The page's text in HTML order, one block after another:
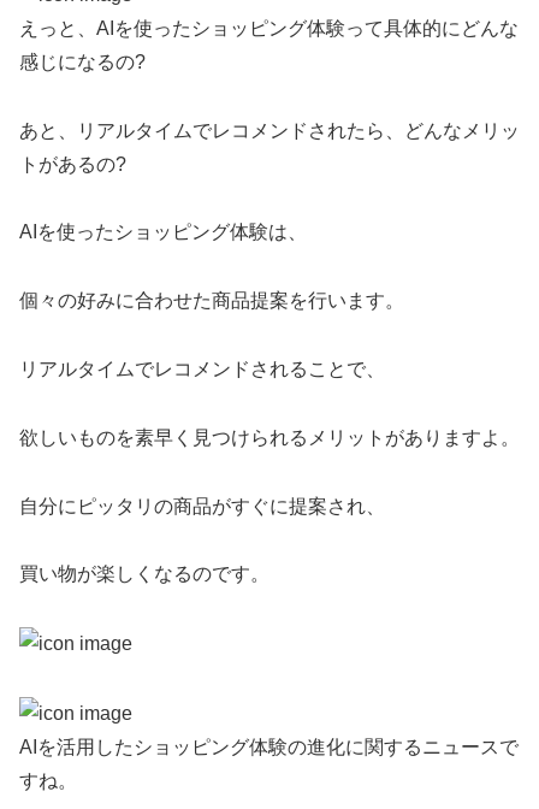
えっと、AIを使ったショッピング体験って具体的にどんな
感じになるの?
あと、リアルタイムでレコメンドされたら、どんなメリッ
トがあるの?
AIを使ったショッピング体験は、
個々の好みに合わせた商品提案を行います。
リアルタイムでレコメンドされることで、
欲しいものを素早く見つけられるメリットがありますよ。
自分にピッタリの商品がすぐに提案され、
買い物が楽しくなるのです。
AIを活用したショッピング体験の進化に関するニュースで
すね。